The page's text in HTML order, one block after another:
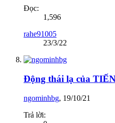
Đọc:
1,596
rahe91005
23/3/22
Động thái lạ của
ngominhbg, 19/10/21
Trả lời: